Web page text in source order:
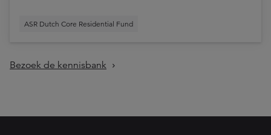
ASR Dutch Core Residential Fund
Bezoek de kennisbank